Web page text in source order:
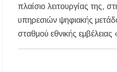
δύσβατο σημείο στη Συκιά
πλαίσιο λειτουργίας της,
υπηρεσιών ψηφιακής
σταθμού εθνικής